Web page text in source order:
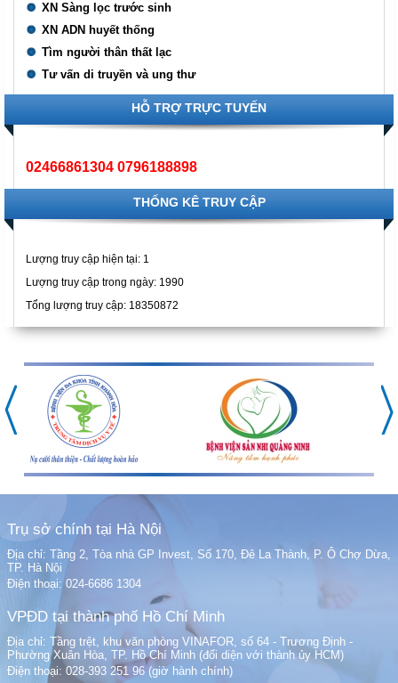
XN Sàng lọc trước sinh
XN ADN huyết thống
Tìm người thân thất lạc
Tư vấn di truyền và ung thư
HỖ TRỢ TRỰC TUYẾN
02466861304 0796188898
THỐNG KÊ TRUY CẬP
Lượng truy cập hiện tại: 1
Lượng truy cập trong ngày: 1990
Tổng lượng truy cập: 18350872
Trụ sở chính tại Hà Nội
Địa chỉ: Tầng 2, Tòa nhà GP Invest, Số 170, Đê La Thành, P. Ô Chợ Dừa,
TP. Hà Nội
Điện thoại: 024-6686 1304
VPĐD tại thành phố Hồ Chí Minh
Địa chỉ: Tầng trệt, khu văn phòng VINAFOR, số 64 - Trương Định -
Phường Xuân Hòa, TP. Hồ Chí Minh (đối diện với thành ủy HCM)
Điện thoại: 028-393 251 96 (giờ hành chính)